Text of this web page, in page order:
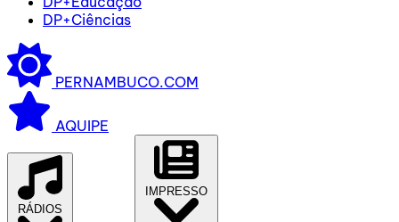
DP+Ciências
PERNAMBUCO.COM
AQUIPE
RÁDIOS
IMPRESSO